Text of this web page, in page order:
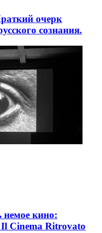
очерк
сознания.
немое кино:
Cinema Ritrovato